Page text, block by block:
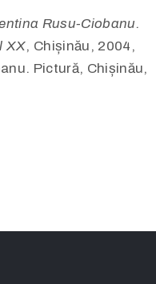
Rusu-Ciobanu.
XX, Chișinău, 2004,
Pictură, Chișinău,